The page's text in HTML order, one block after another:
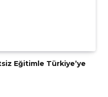
Eğitimle Türkiye’ye